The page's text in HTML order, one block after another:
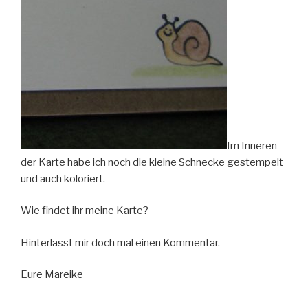
Im Inneren
der Karte habe ich noch die kleine Schnecke gestempelt
und auch koloriert.
Wie findet ihr meine Karte?
Hinterlasst mir doch mal einen Kommentar.
Eure Mareike